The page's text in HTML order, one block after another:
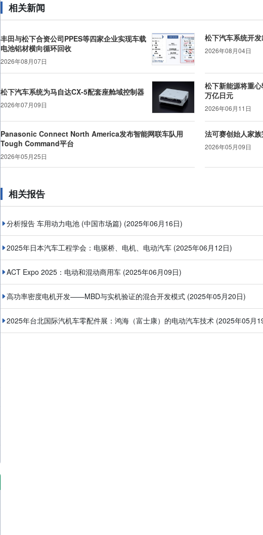
相关新闻
丰田与松下合资公司PPES等四家企业实现车载
电池铝材横向循环回收
2026年08月07日
松下汽车系统开
2026年08月04日
松下汽车系统为马自达CX-5配套座舱域控制器
2026年07月09日
松下新能源将重
万亿日元
2026年06月11日
Panasonic Connect North America发布智能网联车队用
Tough Command平台
2026年05月25日
法可赛创始人家
2026年05月09日
相关报告
分析报告 车用动力电池 (中国市场篇) (2025年06月16日)
2025年日本汽车工程学会：电驱桥、电机、电动汽车 (2025年06月12日)
ACT Expo 2025：电动和混动商用车 (2025年06月09日)
高功率密度电机开发——MBD与实机验证的混合开发模式 (2025年05月20日)
2025年台北国际汽机车零配件展：鸿海（富士康）的电动汽车技术 (2025年05月